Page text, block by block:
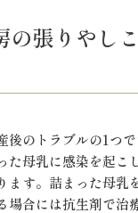
の張りやし
後のトラブルの1つで
た母乳に感染を起こ
ます。詰まった母乳
場合には抗生剤で治